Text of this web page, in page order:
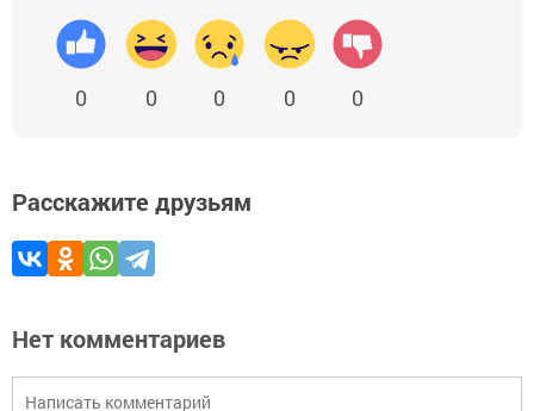
0 0 0 0 0
Расскажите друзьям
Нет комментариев